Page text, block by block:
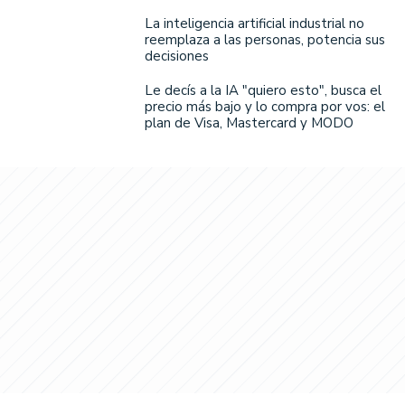
La inteligencia artificial industrial no
reemplaza a las personas, potencia sus
decisiones
Le decís a la IA "quiero esto", busca el
precio más bajo y lo compra por vos: el
plan de Visa, Mastercard y MODO